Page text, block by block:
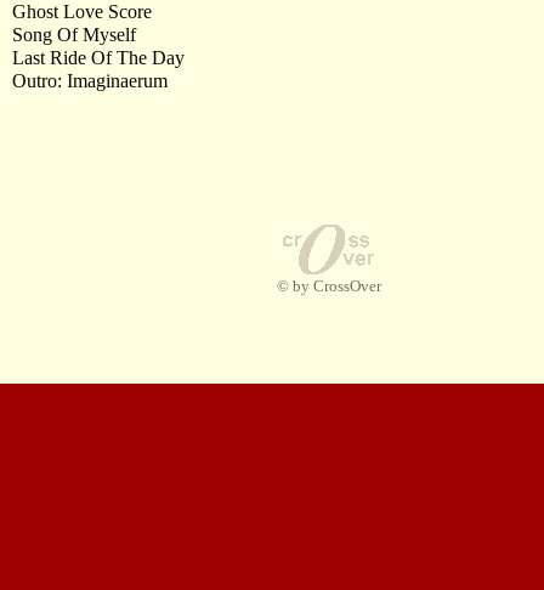
Ghost Love Score
Song Of Myself
Last Ride Of The Day
Outro: Imaginaerum
© by CrossOver